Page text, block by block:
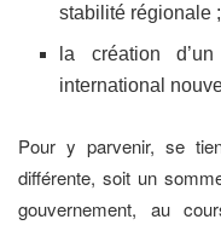
stabilité régionale ;
la création
international
Pour y parvenir, se
différente, soit un
gouvernement, au